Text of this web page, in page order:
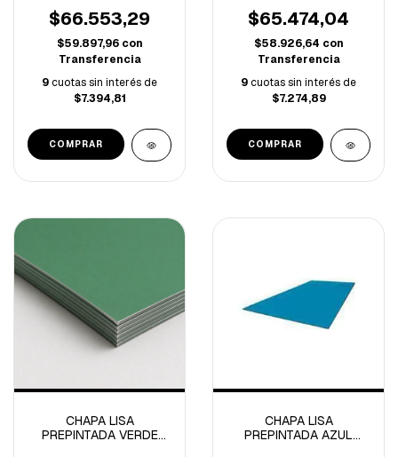
1.22x2.44m
$66.553,29
$59.897,96 con
Transferencia
9cuotas sin interés de
$7.394,81
$65.474,04
$58.926,64 con
Transferencia
9cuotas sin interés de
$7.274,89
CHAPA LISA
PREPINTADA VERDE
CHAPA LISA
PREPINTADA AZUL